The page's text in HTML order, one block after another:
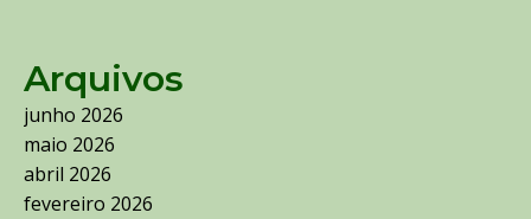
Arquivos
junho 2026
maio 2026
abril 2026
fevereiro 2026